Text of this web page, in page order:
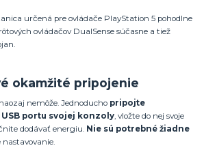
určená pre ovládače PlayStation 5 pohodlne
ovládačov DualSense súčasne a tiež
okamžité pripojenie
nemôže. Jednoducho pripojte
portu svojej konzoly, vložte do nej svoje
dodávať energiu. Nie sú potrebné žiadne
nastavovanie.